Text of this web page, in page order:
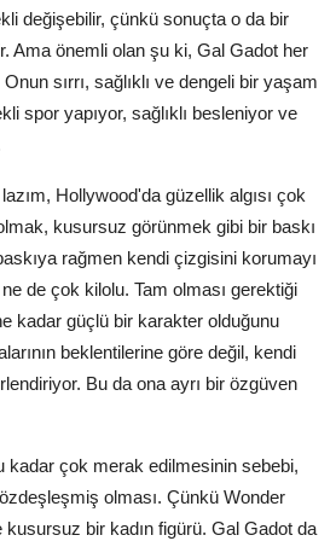
değişebilir, çünkü sonuçta o da bir
Ama önemli olan şu ki, Gal Gadot her
sırrı, sağlıklı ve dengeli bir yaşam
spor yapıyor, sağlıklı besleniyor ve
Hollywood'da güzellik algısı çok
kusursuz görünmek gibi bir baskı
rağmen kendi çizgisini korumayı
de çok kilolu. Tam olması gerektiği
kadar güçlü bir karakter olduğunu
beklentilerine göre değil, kendi
Bu da ona ayrı bir özgüven
kadar çok merak edilmesinin sebebi,
olması. Çünkü Wonder
bir kadın figürü. Gal Gadot da